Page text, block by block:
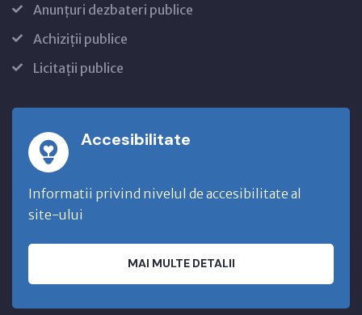
Anunțuri dezbateri publice
Achiziții publice
Licitații publice
Accesibilitate
Informatii privind nivelul de accesibilitate al
site-ului
MAI MULTE DETALII